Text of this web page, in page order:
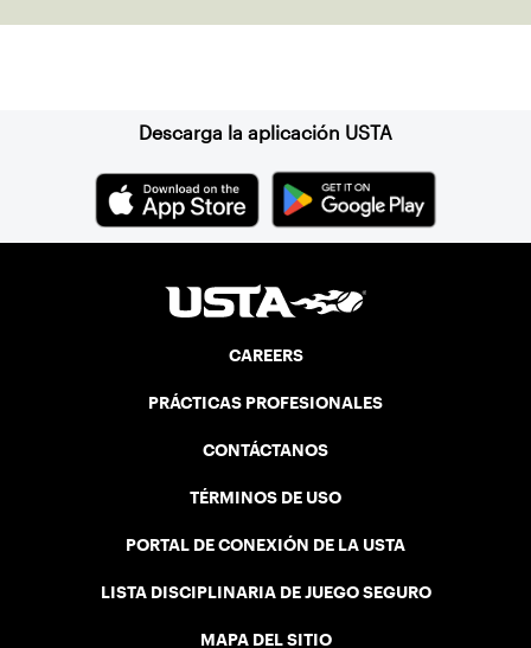
Descarga la aplicación USTA
CAREERS
PRÁCTICAS PROFESIONALES
CONTÁCTANOS
TÉRMINOS DE USO
PORTAL DE CONEXIÓN DE LA USTA
LISTA DISCIPLINARIA DE JUEGO SEGURO
MAPA DEL SITIO